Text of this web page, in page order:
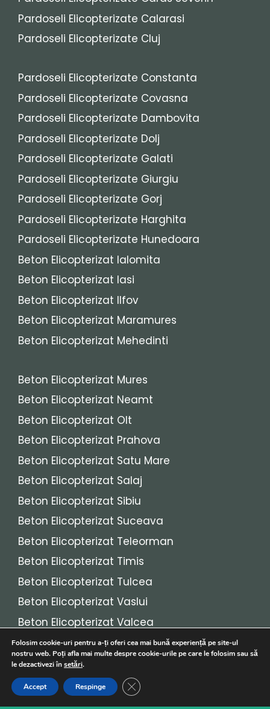
Pardoseli Elicopterizate Calarasi
Pardoseli Elicopterizate Cluj
Pardoseli Elicopterizate Constanta
Pardoseli Elicopterizate Covasna
Pardoseli Elicopterizate Dambovita
Pardoseli Elicopterizate Dolj
Pardoseli Elicopterizate Galati
Pardoseli Elicopterizate Giurgiu
Pardoseli Elicopterizate Gorj
Pardoseli Elicopterizate Harghita
Pardoseli Elicopterizate Hunedoara
Beton Elicopterizat Ialomita
Beton Elicopterizat Iasi
Beton Elicopterizat Ilfov
Beton Elicopterizat Maramures
Beton Elicopterizat Mehedinti
Beton Elicopterizat Mures
Beton Elicopterizat Neamt
Beton Elicopterizat Olt
Beton Elicopterizat Prahova
Beton Elicopterizat Satu Mare
Beton Elicopterizat Salaj
Beton Elicopterizat Sibiu
Beton Elicopterizat Suceava
Beton Elicopterizat Teleorman
Beton Elicopterizat Timis
Beton Elicopterizat Tulcea
Beton Elicopterizat Vaslui
Beton Elicopterizat Valcea
Beton Elicopterizat Vrancea
© 2026Beton Elicopterizat
rezervate!
Folosim cookie-uri pentru a-ți oferi cea mai bună experiență pe site-ul
nostru web. Poți afla mai multe despre cookie-urile pe care le folosim sau să
le dezactivezi însetări.
Accept Respinge Close GDPR Cookie Banner